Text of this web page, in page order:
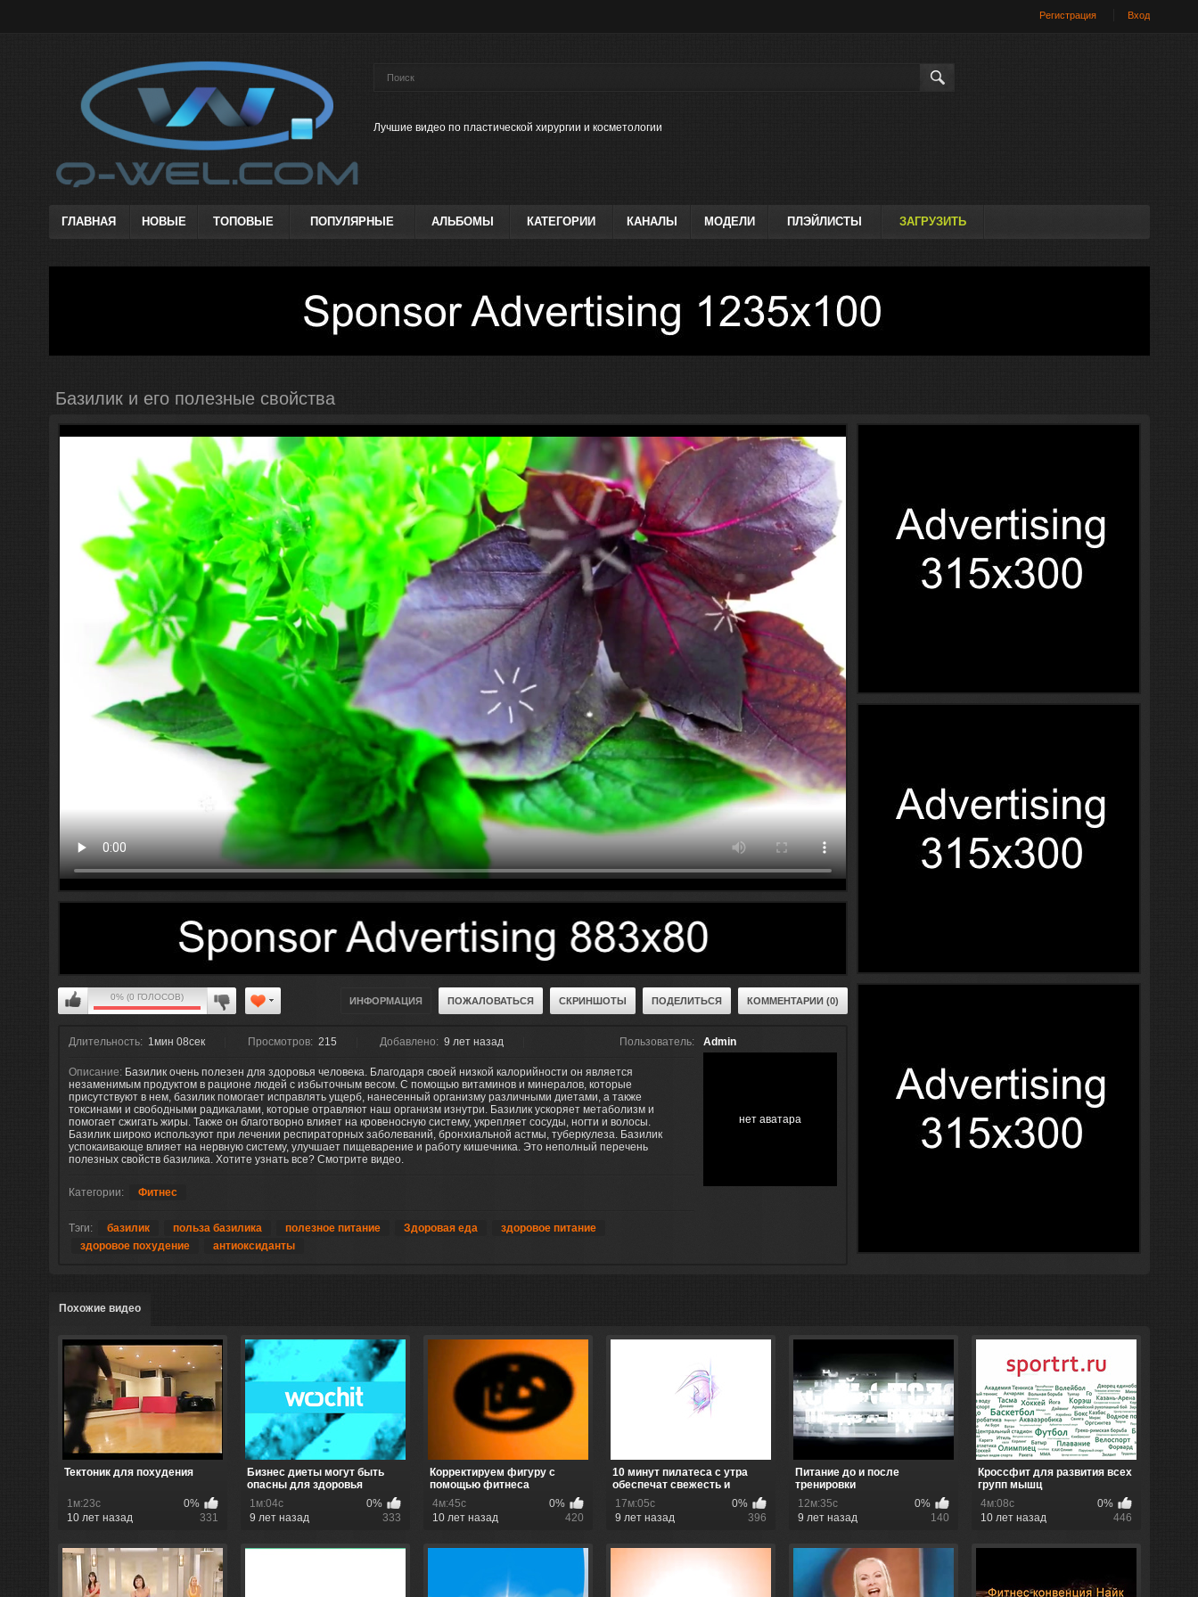
Регистрация Вход
Лучшие видео по пластической хирургии и косметологии
ГЛАВНАЯ НОВЫЕ ТОПОВЫЕ ПОПУЛЯРНЫЕ АЛЬБОМЫ КАТЕГОРИИ КАНАЛЫ МОДЕЛИ ПЛЭЙЛИСТЫ ЗАГРУЗИТЬ
Базилик и его полезные свойства
0% (0 ГОЛОСОВ) ИНФОРМАЦИЯ ПОЖАЛОВАТЬСЯ СКРИНШОТЫ ПОДЕЛИТЬСЯ КОММЕНТАРИИ (0)
Admin
нет аватара
Длительность: 1мин 08сек Просмотров: 215 Добавлено: 9 лет назад Пользователь:
Описание: Базилик очень полезен для здоровья человека. Благодаря своей низкой калорийности он является
незаменимым продуктом в рационе людей с избыточным весом. С помощью витаминов и минералов, которые
присутствуют в нем, базилик помогает исправлять ущерб, нанесенный организму различными диетами, а также
токсинами и свободными радикалами, которые отравляют наш организм изнутри. Базилик ускоряет метаболизм и
помогает сжигать жиры. Также он благотворно влияет на кровеносную систему, укрепляет сосуды, ногти и волосы.
Базилик широко используют при лечении респираторных заболеваний, бронхиальной астмы, туберкулеза. Базилик
успокаивающе влияет на нервную систему, улучшает пищеварение и работу кишечника. Это неполный перечень
полезных свойств базилика. Хотите узнать все? Смотрите видео.
Категории: Фитнес
Тэги: базилик польза базилика полезное питание Здоровая еда
здоровое питание
здоровое похудение
антиоксиданты
Похожие видео
Тектоник для похудения
1м:23с
0%
10 лет назад
331
Бизнес диеты могут быть
опасны для здоровья
1м:04с
0%
9 лет назад
333
Корректируем фигуру с
помощью фитнеса
4м:45с
0%
10 лет назад
420
10 минут пилатеса с утра
обеспечат свежесть и
бодрос...
17м:05с
0%
9 лет назад
396
Питание до и после
тренировки
12м:35с
0%
9 лет назад
140
Кроссфит для развития всех
групп мышц
4м:08с
0%
10 лет назад
446